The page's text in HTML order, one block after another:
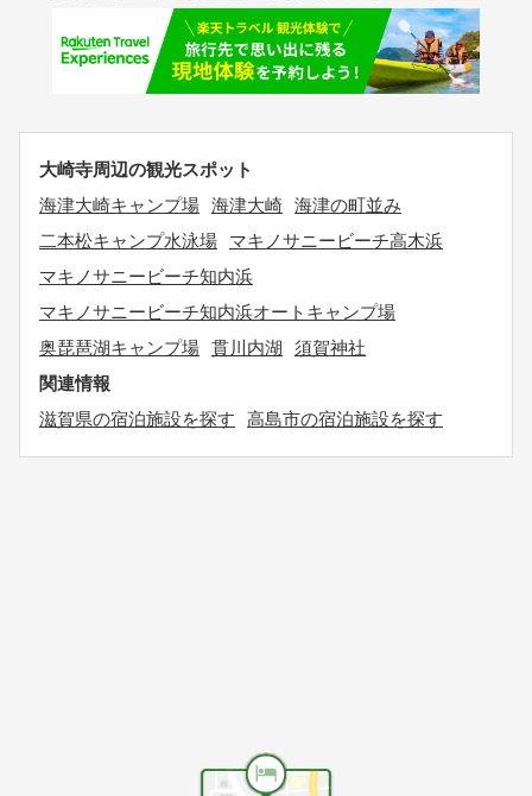
大崎寺周辺の観光スポット
海津大崎キャンプ場 海津大崎 海津の町並み
二本松キャンプ水泳場
マキノサニービーチ高木浜
マキノサニービーチ知内浜
マキノサニービーチ知内浜オートキャンプ場
奥琵琶湖キャンプ場 貫川内湖
須賀神社
関連情報
滋賀県の宿泊施設を探す
高島市の宿泊施設を探す